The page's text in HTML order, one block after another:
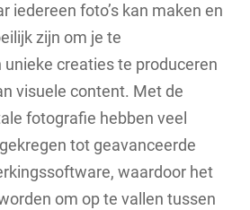
iedereen foto’s kan maken en
zijn om je te
creaties te produceren
visuele content. Met de
fotografie hebben veel
tot geavanceerde
waardoor het
om op te vallen tussen